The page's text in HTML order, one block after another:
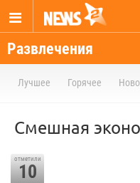
Развлечения
Лучшее Горячее
Смешная
отметили
10